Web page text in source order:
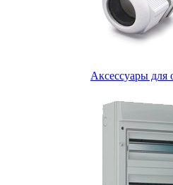
Аксессуары для